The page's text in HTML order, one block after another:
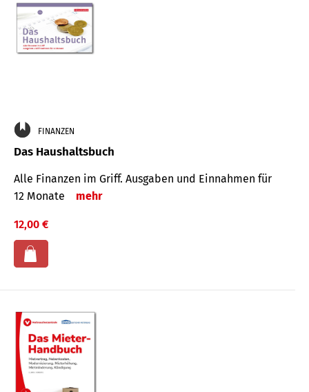
FINANZEN
Das Haushaltsbuch
Alle Finanzen im Griff. Aus­gaben und Ein­nahmen für
12 Monate
mehr
12,00 €